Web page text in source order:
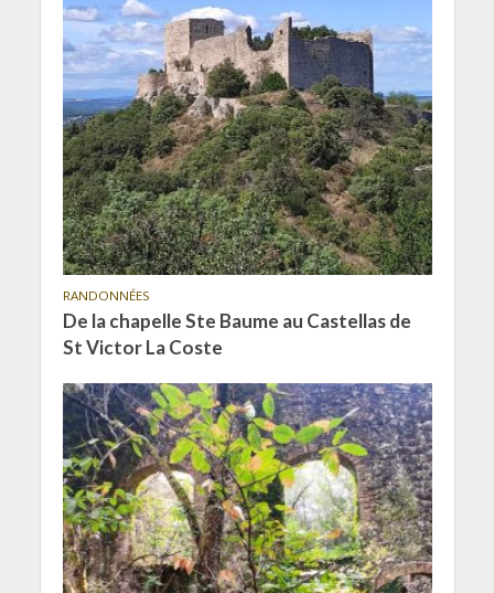
RANDONNÉES
De la chapelle Ste Baume au Castellas de
St Victor La Coste